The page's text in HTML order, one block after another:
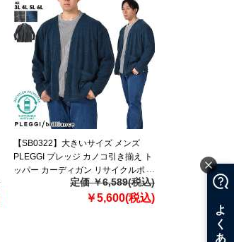
【SB0322】大きいサイズ メンズ
PLEGGI プレッジ カノコ引き揃え ト
ッパー カーディガン リサイクルポリ
エステル使用 64-11510-2定価 ￥6,589(税込)
￥5,600(税込)